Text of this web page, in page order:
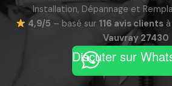
Installation, Dépannage et
4,9/5 – basé sur 116 avis clients à
Vauvray 27430
Discuter sur